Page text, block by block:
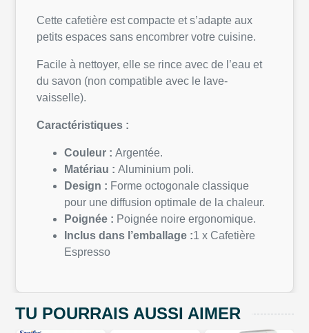
Cette cafetière est compacte et s’adapte aux
petits espaces sans encombrer votre cuisine.
Facile à nettoyer, elle se rince avec de l’eau et
du savon (non compatible avec le lave-
vaisselle).
Caractéristiques :
Couleur : Argentée.
Matériau : Aluminium poli.
Design : Forme octogonale classique
pour une diffusion optimale de la chaleur.
Poignée : Poignée noire ergonomique.
Inclus dans l’emballage :1 x Cafetière
Espresso
TU POURRAIS AUSSI AIMER